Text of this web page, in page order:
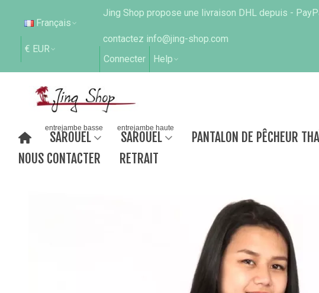
Français
€ EUR
Jing Shop propose une livraison DHL depuis -
contactez info@jing-shop.com
Connecter
Help
SAROUEL
entrejambe basse
SAROUEL
entrejambe haute
PANTALON DE PÊCHEUR
NOUS CONTACTER
RETRAIT